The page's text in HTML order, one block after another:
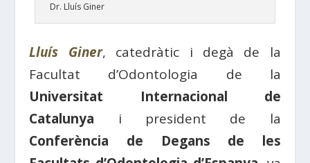
Dr. Lluís Giner
Lluís Giner, catedràtic i degà de la
Facultat d’Odontologia de la
Universitat Internacional de
Catalunya i president de la
Conferència de Degans de les